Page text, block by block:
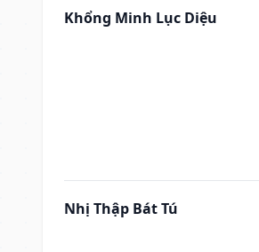
Khổng Minh Lục Diệu
Nhị Thập Bát Tú